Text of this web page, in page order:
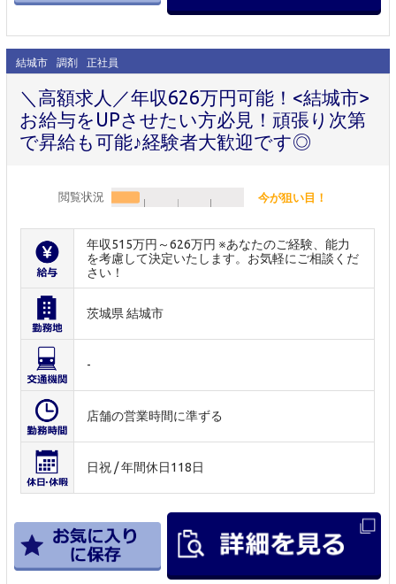
結城市 調剤 正社員
＼高額求人／年収626万円可能！<結城市>
お給与をUPさせたい方必見！頑張り次第
で昇給も可能♪経験者大歓迎です◎
閲覧状況 今が狙い目！
年収515万円～626万円 ※あなたのご経験、能力
を考慮して決定いたします。お気軽にご相談くだ
さい！
茨城県 結城市
-
店舗の営業時間に準ずる
日祝 / 年間休日118日